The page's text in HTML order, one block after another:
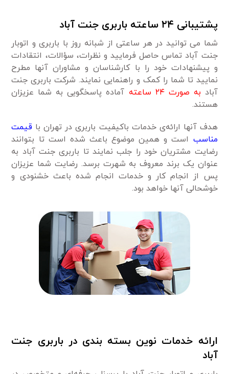
پشتیبانی ۲۴ ساعته باربری جنت آباد
شما می توانید در هر ساعتی از شبانه روز با باربری و اتوبار
جنت آباد تماس حاصل فرمایید و نظرات، سؤالات، انتقادات
و پیشنهادات خود را با کارشناسان و مشاوران آنها مطرح
نمایید تا شما را کمک و راهنمایی نمایند. شرکت باربری جنت
آباد به صورت ۲۴ ساعته
آماده پاسخگویی به شما عزیزان
هستند.
هدف آنها ارائه‌ی خدمات باکیفیت باربری در تهران با قیمت
مناسب است و همین موضوع باعث شده است تا بتوانند
رضایت مشتریان خود را جلب نمایند تا باربری جنت آباد به
عنوان یک برند معروف به شهرت برسد. رضایت شما عزیزان
پس از انجام کار و خدمات انجام شده باعث خشنودی و
خوشحالی آنها خواهد بود.
ارائه خدمات نوین بسته بندی در باربری جنت
آباد